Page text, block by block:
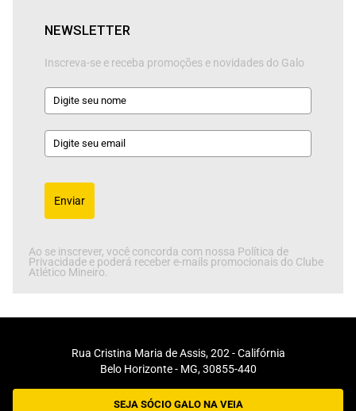
NEWSLETTER
Inscreva-se e receba promoções e novidades do Galo
Enviar
Ao se inscrever, você concorda com nossa Política de
Privacidade e poderá receber e-mails promocionais do Clube
Atlético Mineiro.
Rua Cristina Maria de Assis, 202 - Califórnia
Belo Horizonte - MG, 30855-440
SEJA SÓCIO GALO NA VEIA